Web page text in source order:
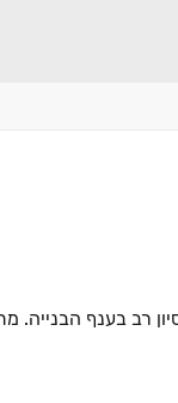
ניסיון רב בענף